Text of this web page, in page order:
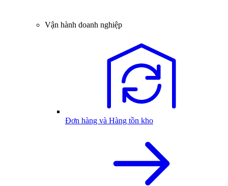
Vận hành doanh nghiệp
Đơn hàng và Hàng tồn kho